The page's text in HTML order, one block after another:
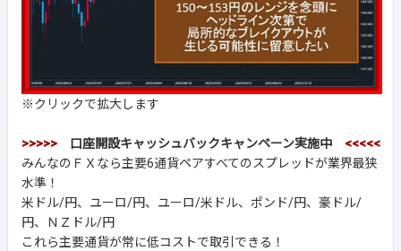
※クリックで拡大します
>>>>> 口座開設キャッシュバックキャンペーン実施中 <<<<<
みんなのＦＸなら主要6通貨ペアすべてのスプレッドが業界最狭
水準！
米ドル/円、ユーロ/円、ユーロ/米ドル、ポンド/円、豪ドル/
円、ＮＺドル/円
これら主要通貨が常に低コストで取引できる！